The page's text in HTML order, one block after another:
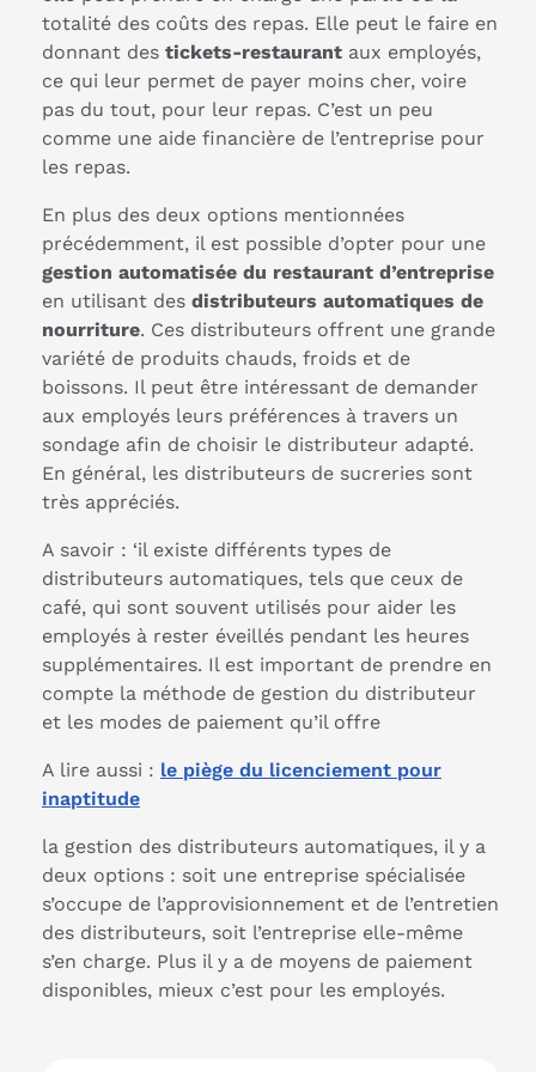
totalité des coûts des repas. Elle peut le faire en
donnant des tickets-restaurant aux employés,
ce qui leur permet de payer moins cher, voire
pas du tout, pour leur repas. C’est un peu
comme une aide financière de l’entreprise pour
les repas.
En plus des deux options mentionnées
précédemment, il est possible d’opter pour une
gestion automatisée du restaurant d’entreprise
en utilisant des distributeurs automatiques de
nourriture. Ces distributeurs offrent une grande
variété de produits chauds, froids et de
boissons. Il peut être intéressant de demander
aux employés leurs préférences à travers un
sondage afin de choisir le distributeur adapté.
En général, les distributeurs de sucreries sont
très appréciés.
A savoir : ‘il existe différents types de
distributeurs automatiques, tels que ceux de
café, qui sont souvent utilisés pour aider les
employés à rester éveillés pendant les heures
supplémentaires. Il est important de prendre en
compte la méthode de gestion du distributeur
et les modes de paiement qu’il offre
A lire aussi : le piège du licenciement pour
inaptitude
la gestion des distributeurs automatiques, il y a
deux options : soit une entreprise spécialisée
s’occupe de l’approvisionnement et de l’entretien
des distributeurs, soit l’entreprise elle-même
s’en charge. Plus il y a de moyens de paiement
disponibles, mieux c’est pour les employés.